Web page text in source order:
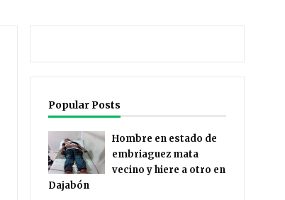
Popular Posts
Hombre en estado de
embriaguez mata
vecino y hiere a otro en
Dajabón